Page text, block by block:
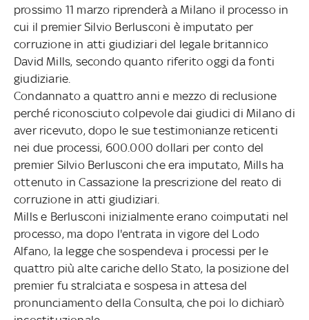
prossimo 11 marzo riprenderà a Milano il processo in
cui il premier Silvio Berlusconi è imputato per
corruzione in atti giudiziari del legale britannico
David Mills, secondo quanto riferito oggi da fonti
giudiziarie.
Condannato a quattro anni e mezzo di reclusione
perché riconosciuto colpevole dai giudici di Milano di
aver ricevuto, dopo le sue testimonianze reticenti
nei due processi, 600.000 dollari per conto del
premier Silvio Berlusconi che era imputato, Mills ha
ottenuto in Cassazione la prescrizione del reato di
corruzione in atti giudiziari.
Mills e Berlusconi inizialmente erano coimputati nel
processo, ma dopo l'entrata in vigore del Lodo
Alfano, la legge che sospendeva i processi per le
quattro più alte cariche dello Stato, la posizione del
premier fu stralciata e sospesa in attesa del
pronunciamento della Consulta, che poi lo dichiarò